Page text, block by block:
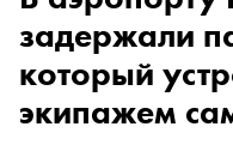
задержали
который
экипажем